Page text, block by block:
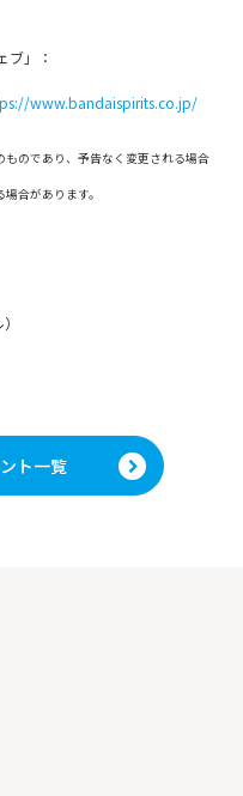
ブ」：
www.bandaispirits.co.jp/
のであり、予告なく変更される場合
合があります。
ト一覧